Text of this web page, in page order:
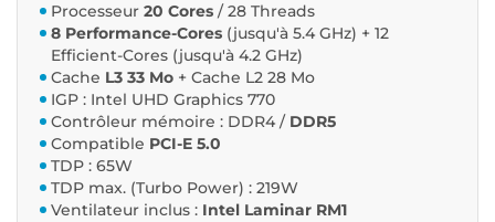
Processeur 20 Cores / 28 Threads
8 Performance-Cores (jusqu'à 5.4 GHz) + 12
Efficient-Cores (jusqu'à 4.2 GHz)
Cache L3 33 Mo + Cache L2 28 Mo
IGP : Intel UHD Graphics 770
Contrôleur mémoire : DDR4 / DDR5
Compatible PCI-E 5.0
TDP : 65W
TDP max. (Turbo Power) : 219W
Ventilateur inclus : Intel Laminar RM1